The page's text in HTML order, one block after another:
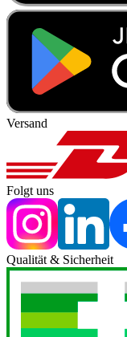
Versand
Folgt uns
Qualität & Sicherheit